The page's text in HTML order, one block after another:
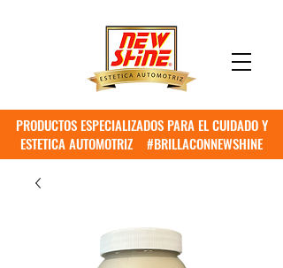
PRODUCTOS ESPECIALIZADOS PARA EL CUIDADO Y
ESTETICA AUTOMOTRIZ #BRILLACONNEWSHINE